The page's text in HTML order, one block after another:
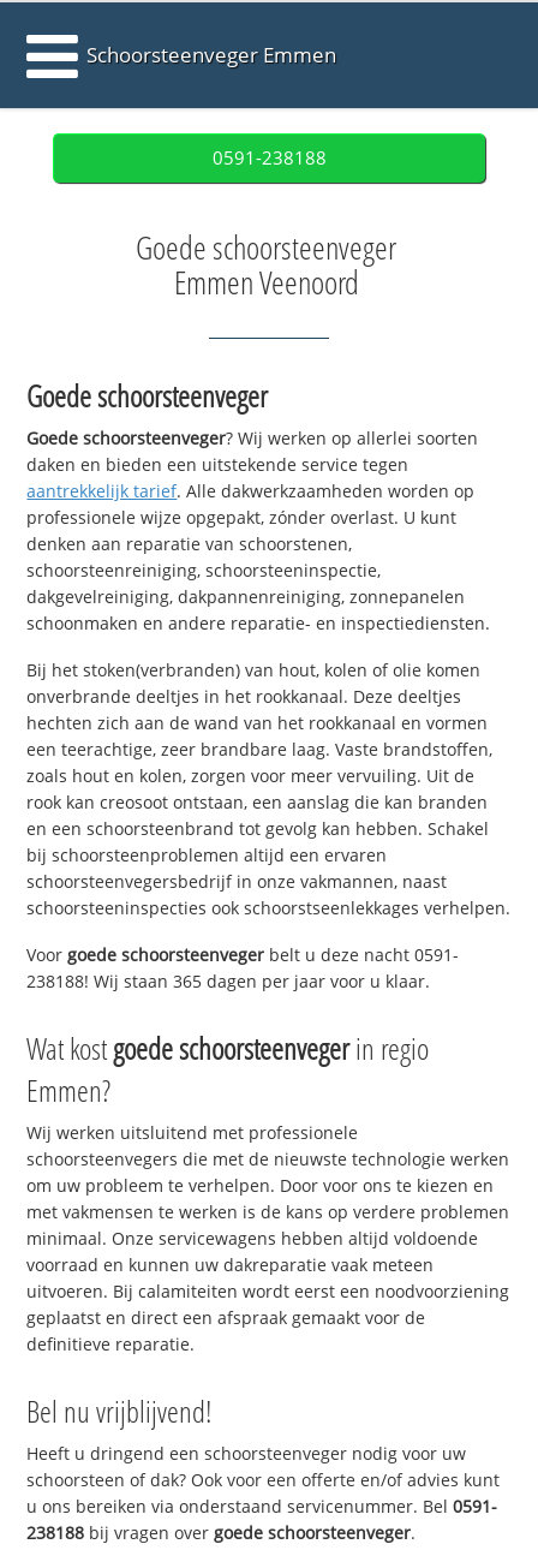
Schoorsteenveger Emmen
0591-238188
Goede schoorsteenveger
Emmen Veenoord
Goede schoorsteenveger
Goede schoorsteenveger? Wij werken op allerlei soorten
daken en bieden een uitstekende service tegen
aantrekkelijk tarief. Alle dakwerkzaamheden worden op
professionele wijze opgepakt, zónder overlast. U kunt
denken aan reparatie van schoorstenen,
schoorsteenreiniging, schoorsteeninspectie,
dakgevelreiniging, dakpannenreiniging, zonnepanelen
schoonmaken en andere reparatie- en inspectiediensten.
Bij het stoken(verbranden) van hout, kolen of olie komen
onverbrande deeltjes in het rookkanaal. Deze deeltjes
hechten zich aan de wand van het rookkanaal en vormen
een teerachtige, zeer brandbare laag. Vaste brandstoffen,
zoals hout en kolen, zorgen voor meer vervuiling. Uit de
rook kan creosoot ontstaan, een aanslag die kan branden
en een schoorsteenbrand tot gevolg kan hebben. Schakel
bij schoorsteenproblemen altijd een ervaren
schoorsteenvegersbedrijf in onze vakmannen, naast
schoorsteeninspecties ook schoorstseenlekkages verhelpen.
Voorgoede schoorsteenveger belt u deze nacht 0591-
238188! Wij staan 365 dagen per jaar voor u klaar.
Wat kostgoede schoorsteenvegerin regio
Emmen?
Wij werken uitsluitend met professionele
schoorsteenvegers die met de nieuwste technologie werken
om uw probleem te verhelpen. Door voor ons te kiezen en
met vakmensen te werken is de kans op verdere problemen
minimaal. Onze servicewagens hebben altijd voldoende
voorraad en kunnen uw dakreparatie vaak meteen
uitvoeren. Bij calamiteiten wordt eerst een noodvoorziening
geplaatst en direct een afspraak gemaakt voor de
definitieve reparatie.
Bel nu vrijblijvend!
Heeft u dringend een schoorsteenveger nodig voor uw
schoorsteen of dak? Ook voor een offerte en/of advies kunt
u ons bereiken via onderstaand servicenummer. Bel0591-
238188 bij vragen over goede schoorsteenveger.